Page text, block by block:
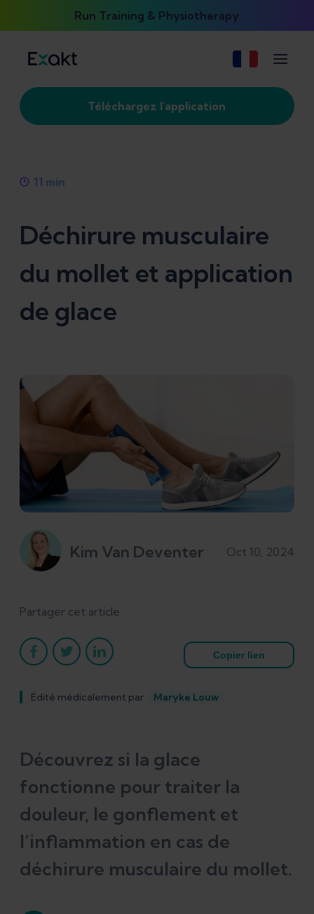
Run Training & Physiotherapy
Téléchargez l'application
11 min
Déchirure musculaire
du mollet et application
de glace
Kim Van Deventer Oct 10, 2024
Partager cet article
Copier lien
Édité médicalement par Maryke Louw
Découvrez si la glace
fonctionne pour traiter la
douleur, le gonflement et
l’inflammation en cas de
déchirure musculaire du mollet.